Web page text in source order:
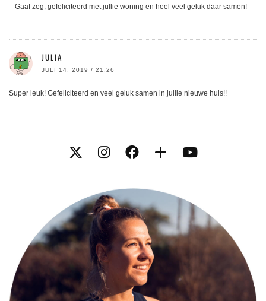
Gaaf zeg, gefeliciteerd met jullie woning en heel veel geluk daar samen!
JULIA
JULI 14, 2019 / 21:26
Super leuk! Gefeliciteerd en veel geluk samen in jullie nieuwe huis!!